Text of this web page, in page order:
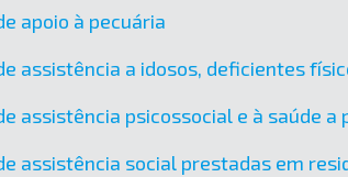
apoio à pecuária
assistência a idosos, deficientes
assistência psicossocial e à saúde
assistência social prestadas em